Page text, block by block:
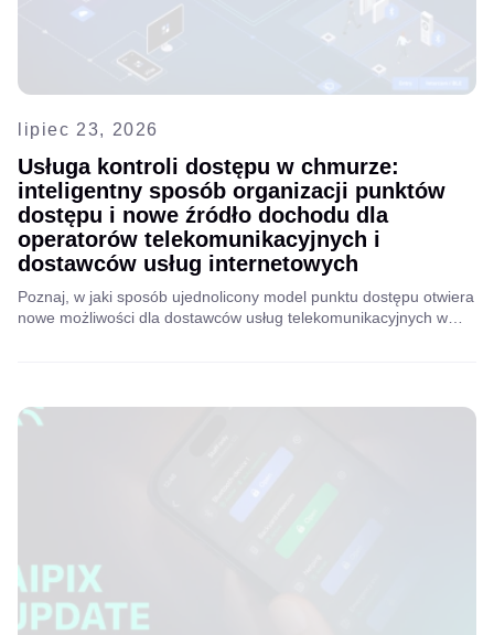
lipiec 23, 2026
Usługa kontroli dostępu w chmurze:
inteligentny sposób organizacji punktów
dostępu i nowe źródło dochodu dla
operatorów telekomunikacyjnych i
dostawców usług internetowych
Poznaj, w jaki sposób ujednolicony model punktu dostępu otwiera
nowe możliwości dla dostawców usług telekomunikacyjnych w